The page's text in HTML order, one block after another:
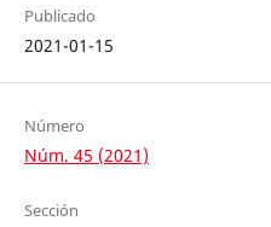
Publicado
2021-01-15
Número
Núm. 45 (2021)
Sección